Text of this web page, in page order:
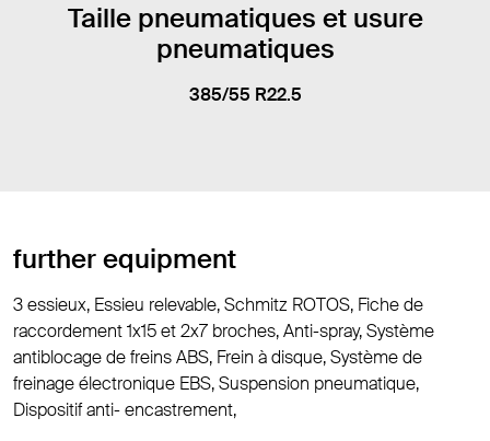
Taille pneumatiques et usure
pneumatiques
385/55 R22.5
further equipment
3 essieux, Essieu relevable, Schmitz ROTOS, Fiche de
raccordement 1x15 et 2x7 broches, Anti-spray, Système
antiblocage de freins ABS, Frein à disque, Système de
freinage électronique EBS, Suspension pneumatique,
Dispositif anti- encastrement,